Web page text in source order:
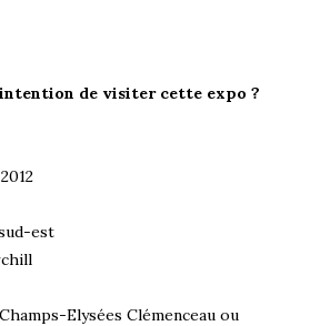
de visiter cette expo ?
est
Elysées Clémenceau ou